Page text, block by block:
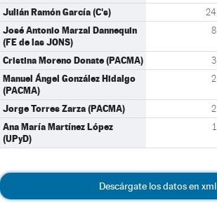
Julián Ramón García (C's) 24
José Antonio Marzal Dannequin
(FE de las JONS)
8
Cristina Moreno Donate (PACMA) 3
Manuel Ángel González Hidalgo
(PACMA)
2
Jorge Torres Zarza (PACMA) 2
Ana María Martínez López
(UPyD)
1
Descárgate los datos en xml